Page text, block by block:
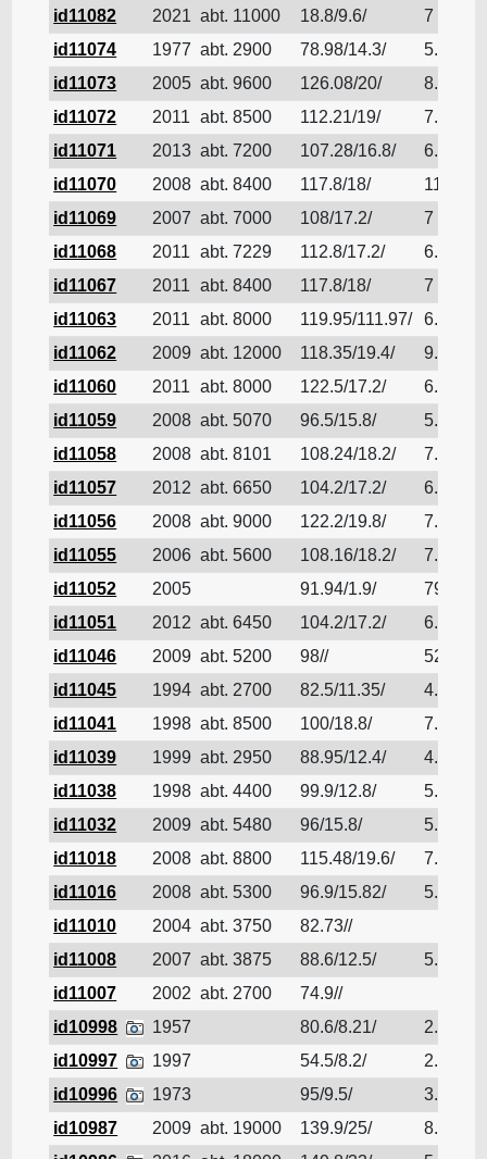
id11082
2021 abt. 11000 18.8/9.6/
7
id11074
1977 abt. 2900 78.98/14.3/
5.6
id11073
2005 abt. 9600 126.08/20/
8.08
id11072
2011 abt. 8500 112.21/19/
7.6
id11071
2013 abt. 7200 107.28/16.8/
6.9
id11070
2008 abt. 8400 117.8/18/
117.8
id11069
2007 abt. 7000 108/17.2/
7
id11068
2011 abt. 7229 112.8/17.2/
6.9
id11067
2011 abt. 8400 117.8/18/
7
id11063
2011 abt. 8000 119.95/111.97/
6.71
id11062
2009 abt. 12000 118.35/19.4/
9.2
id11060
2011 abt. 8000 122.5/17.2/
6.9
id11059
2008 abt. 5070 96.5/15.8/
5.877
id11058
2008 abt. 8101 108.24/18.2/
7.05
id11057
2012 abt. 6650 104.2/17.2/
6.6
id11056
2008 abt. 9000 122.2/19.8/
7.2
id11055
2006 abt. 5600 108.16/18.2/
7.2
id11052
2005 91.94/1.9/
79.95
id11051
2012 abt. 6450 104.2/17.2/
6.6
id11046
2009 abt. 5200 98//
5237
id11045
1994 abt. 2700 82.5/11.35/
4.79
id11041
1998 abt. 8500 100/18.8/
7.75
id11039
1999 abt. 2950 88.95/12.4/
4.34
id11038
1998 abt. 4400 99.9/12.8/
5.67
id11032
2009 abt. 5480 96/15.8/
5.99
id11018
2008 abt. 8800 115.48/19.6/
7.014
id11016
2008 abt. 5300 96.9/15.82/
5.84
id11010
2004 abt. 3750
82.73//
id11008
2007 abt. 3875 88.6/12.5/
5.47
id11007
2002 abt. 2700
74.9//
id10998
1957 80.6/8.21/
2.54
id10997
1997 54.5/8.2/
2.5
id10996
1973 95/9.5/
3.6
id10987
2009 abt. 19000 139.9/25/
8.5